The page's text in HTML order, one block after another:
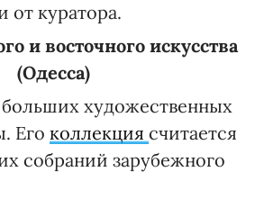
куратора.
и восточного искусства
(Одесса)
художественных
Его коллекция считается
собраний зарубежного